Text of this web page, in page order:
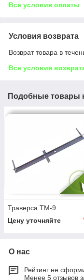
Все условия оплаты
Условия возврата
Возврат товара в
Все условия
Подобные товары
Траверса ТМ-9
Цену уточняйте
О нас
Рейтинг не
Менее 5 отзывов